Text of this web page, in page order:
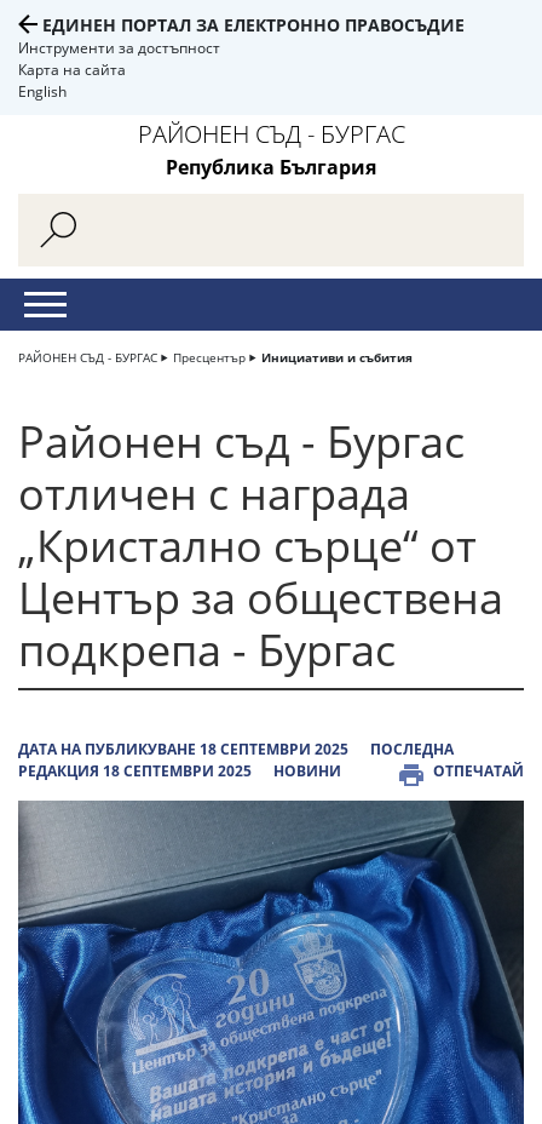
ЕДИНЕН ПОРТАЛ ЗА ЕЛЕКТРОННО ПРАВОСЪДИЕ
Инструменти за достъпност
Карта на сайта
English
РАЙОНЕН СЪД - БУРГАС
Република България
РАЙОНЕН СЪД - БУРГАС Пресцентър Инициативи и събития
Районен съд - Бургас
отличен с награда
„Кристално сърце“ от
Център за обществена
подкрепа - Бургас
ДАТА НА ПУБЛИКУВАНЕ 18 СЕПТЕМВРИ 2025
ПОСЛЕДНА
РЕДАКЦИЯ 18 СЕПТЕМВРИ 2025
НОВИНИ ОТПЕЧАТАЙ